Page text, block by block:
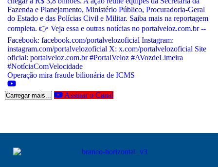
Operação mira fraude bilionária de ICMS
Carregar mais... Assinar o Canal